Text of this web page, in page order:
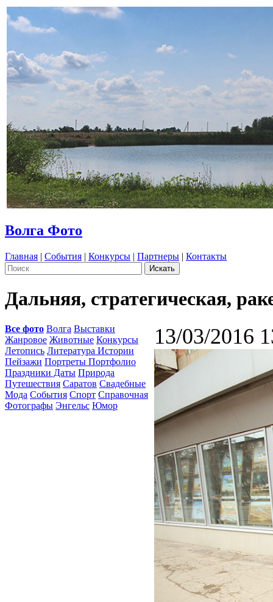
Волга Фото
Главная | События | Конкурсы | Партнеры | Контакты
Дальняя, стратегическая,
Все фото Волга Выставки
Жанровое Животные Конкурсы
Летопись Литература Истории
Пейзажи Портреты Портфолио
Праздники Даты Природа
Путешествия Саратов Свадебные
Мода События Спорт Справочная
Фотографы Энгельс Юмор
13/03/2016